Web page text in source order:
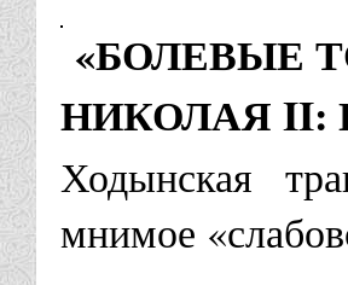
Калужская
Храм
Кремёнки
Каменская
«БОЛЕВЫЕ
НИКОЛАЯ II:
Ходынская
мнимое